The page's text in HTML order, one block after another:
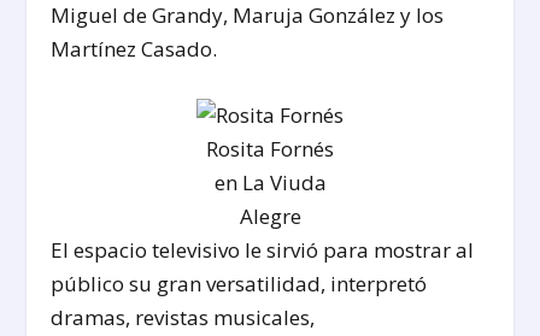
Miguel de Grandy, Maruja González y los
Martínez Casado.
Rosita Fornés
en La Viuda
Alegre
El espacio televisivo le sirvió para mostrar al
público su gran versatilidad, interpretó
dramas, revistas musicales,